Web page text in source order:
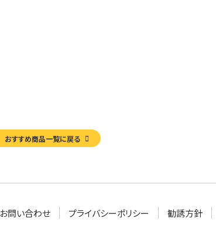
おすすめ商品一覧に戻る
お問い合わせ プライバシーポリシー 勧誘方針